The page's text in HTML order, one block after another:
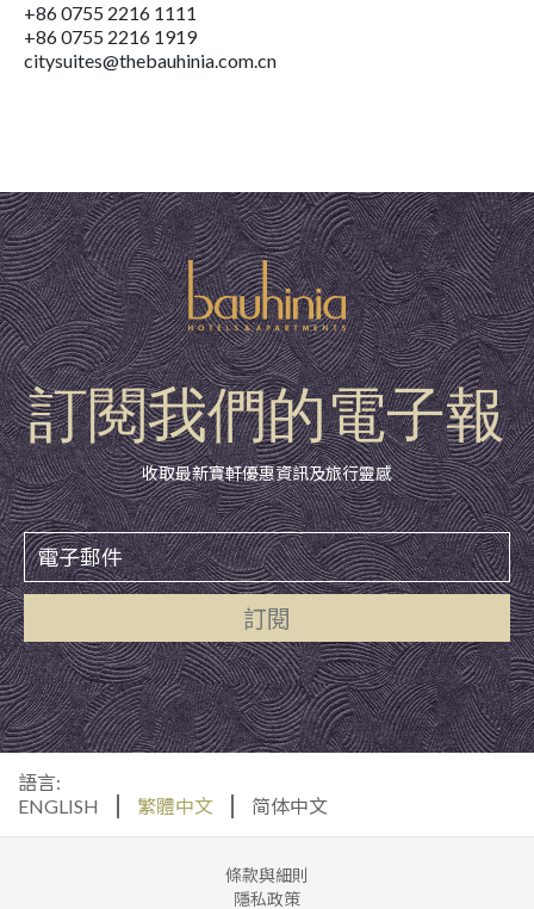
+86 0755 2216 1111
+86 0755 2216 1919
citysuites@thebauhinia.com.cn
訂閱我們的電子報
收取最新寶軒優惠資訊及旅行靈感
訂閱
語言:
ENGLISH
繁體中文 简体中文
條款與細則
隱私政策